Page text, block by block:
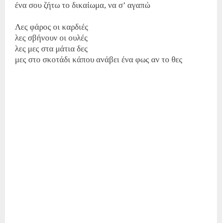
ένα σου ζήτω το δικαίωμα, να σ’ αγαπώ
Λες φάρος οι καρδιές
λες σβήνουν οι ουλές
λες μες στα μάτια δες
μες στο σκοτάδι κάπου ανάβει ένα φως αν το θες